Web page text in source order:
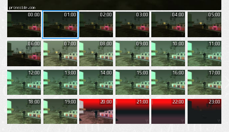
00:00 01:00 02:00 03:00 04:00 05:00
06:00 07:00 08:00 09:00 10:00 11:00
12:00 13:00 14:00 15:00 16:00 17:00
18:00 19:00 20:00 21:00 22:00 23:00